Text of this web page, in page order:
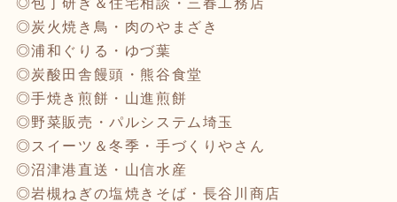
◎包丁研ぎ＆住宅相談・三春工務店
◎炭火焼き鳥・肉のやまざき
◎浦和ぐりる・ゆづ葉
◎炭酸田舎饅頭・熊谷食堂
◎手焼き煎餅・山進煎餅
◎野菜販売・パルシステム埼玉
◎スイーツ＆冬季・手づくりやさん
◎沼津港直送・山信水産
◎岩槻ねぎの塩焼きそば・長谷川商店